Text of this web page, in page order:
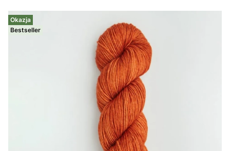
Okazja
Bestseller